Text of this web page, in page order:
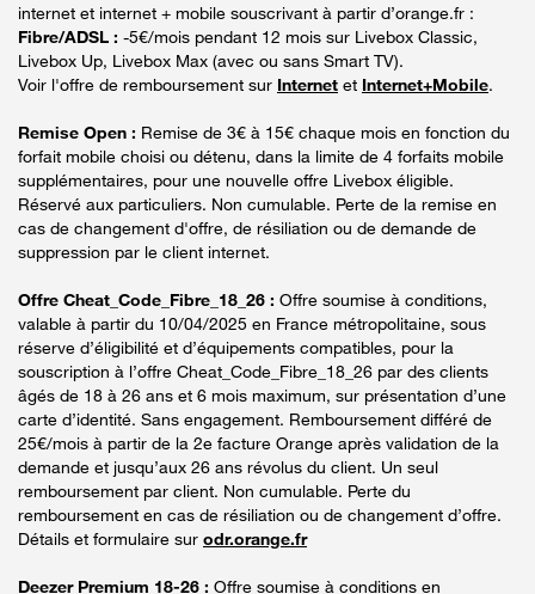
internet et internet + mobile souscrivant à partir d’orange.fr :
Fibre/ADSL : -5€/mois pendant 12 mois sur Livebox Classic,
Livebox Up, Livebox Max (avec ou sans Smart TV).
Voir l'offre de remboursement sur Internet et Internet+Mobile.
Remise Open : Remise de 3€ à 15€ chaque mois en fonction du
forfait mobile choisi ou détenu, dans la limite de 4 forfaits mobile
supplémentaires, pour une nouvelle offre Livebox éligible.
Réservé aux particuliers. Non cumulable. Perte de la remise en
cas de changement d'offre, de résiliation ou de demande de
suppression par le client internet.
Offre Cheat_Code_Fibre_18_26 : Offre soumise à conditions,
valable à partir du 10/04/2025 en France métropolitaine, sous
réserve d’éligibilité et d’équipements compatibles, pour la
souscription à l’offre Cheat_Code_Fibre_18_26 par des clients
âgés de 18 à 26 ans et 6 mois maximum, sur présentation d’une
carte d’identité. Sans engagement. Remboursement différé de
25€/mois à partir de la 2e facture Orange après validation de la
demande et jusqu’aux 26 ans révolus du client. Un seul
remboursement par client. Non cumulable. Perte du
remboursement en cas de résiliation ou de changement d’offre.
Détails et formulaire sur odr.orange.fr
Deezer Premium 18-26 : Offre soumise à conditions en